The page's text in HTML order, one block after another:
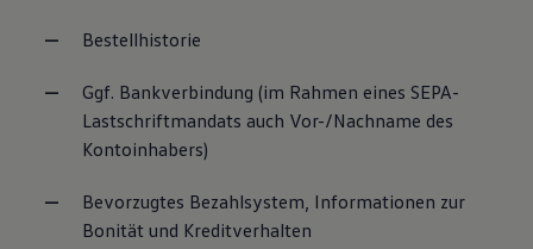
Bestellhistorie
Ggf. Bankverbindung (im Rahmen eines SEPA-
Lastschriftmandats auch Vor-/Nachname des
Kontoinhabers)
Bevorzugtes Bezahlsystem, Informationen zur
Bonität und Kreditverhalten